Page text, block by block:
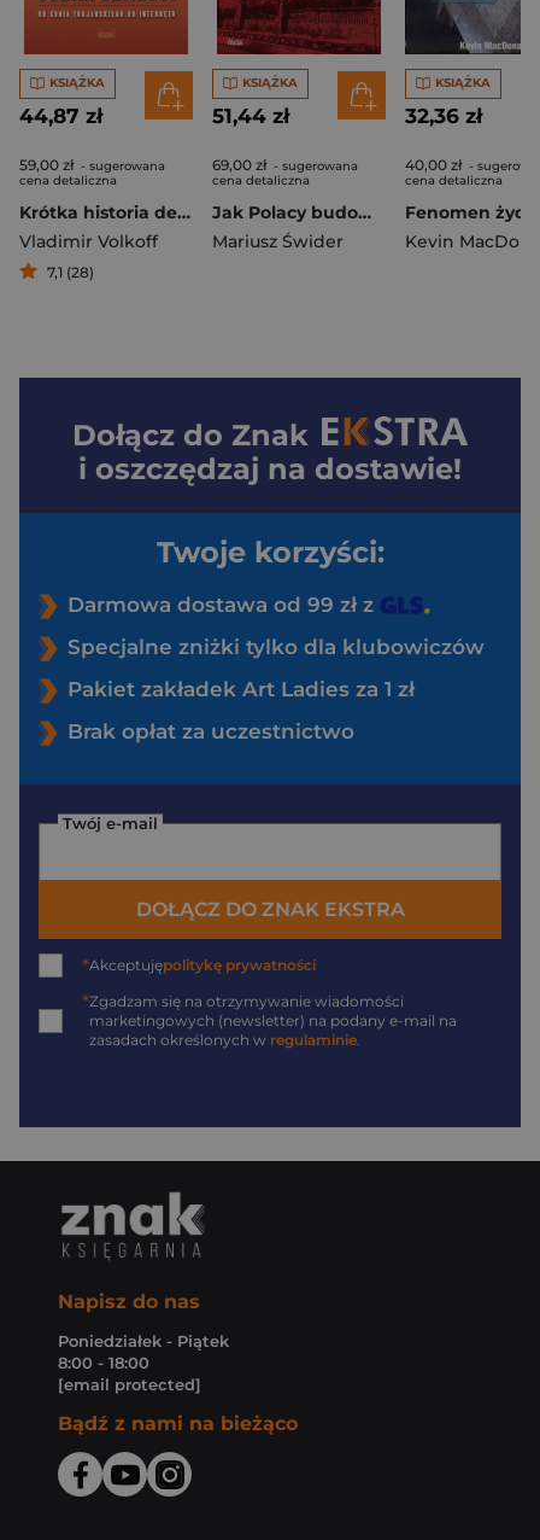
KSIĄŻKA
44,87 zł
59,00 zł - sugerowana
cena detaliczna
Krótka historia dezinformacji Od konia trojańskiego do internetu
Vladimir Volkoff
7,1 (28)
KSIĄŻKA
51,44 zł
69,00 zł - sugerowana
cena detaliczna
Jak Polacy budowali Rosję Gawęda historyczna
Mariusz Świder
KSIĄŻKA
32,36 zł
40,00 zł -
cena detaliczna
Kevin
Dołącz do Znak
i oszczędzaj na dostawie!
Twoje korzyści:
Darmowa dostawa od 99 zł z
Specjalne zniżki tylko dla klubowiczów
Pakiet zakładek Art Ladies za 1 zł
Brak opłat za uczestnictwo
Twój e-mail
DOŁĄCZ DO ZNAK EKSTRA
*Akceptujępolitykę prywatności
*Zgadzam się na otrzymywanie wiadomości
marketingowych (newsletter) na podany e-mail na
zasadach określonych w regulaminie
Napisz do nas
Poniedziałek - Piątek
8:00 - 18:00
[email protected]
Bądź z nami na bieżąco